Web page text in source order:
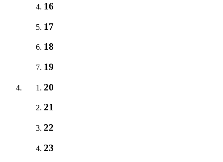
16
17
18
19
20
21
22
23